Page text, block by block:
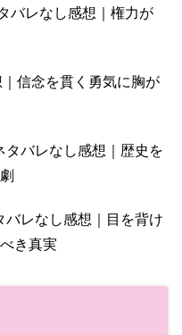
バレなし感想｜権力が
｜信念を貫く勇気に胸が
タバレなし感想｜歴史を
バレなし感想｜目を背け
き真実